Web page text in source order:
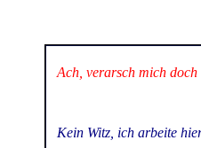
Ach, verarsch mich doch
Kein Witz, ich arbeite